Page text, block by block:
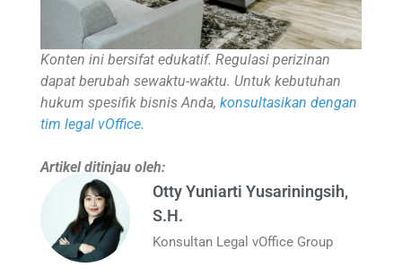
Konten ini bersifat edukatif. Regulasi perizinan
dapat berubah sewaktu-waktu. Untuk kebutuhan
hukum spesifik bisnis Anda, konsultasikan dengan
tim legal vOffice.
Artikel ditinjau oleh:
Otty Yuniarti Yusariningsih,
S.H.
Konsultan Legal vOffice Group